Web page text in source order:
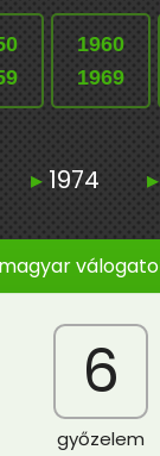
1960
1969
▸ 1974 ▸
6
győzelem